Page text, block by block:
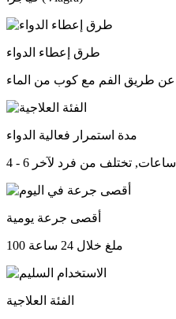
طرق إعطاء الدواء
عن طريق الفم مع كوب من الماء
مدة استمرار فعالية الدواء
4 - 6 ساعات, تختلف من فرد لآخر
أقصى جرعة يومية
100 ملغ خلال 24 ساعة
الفئة العلاجية